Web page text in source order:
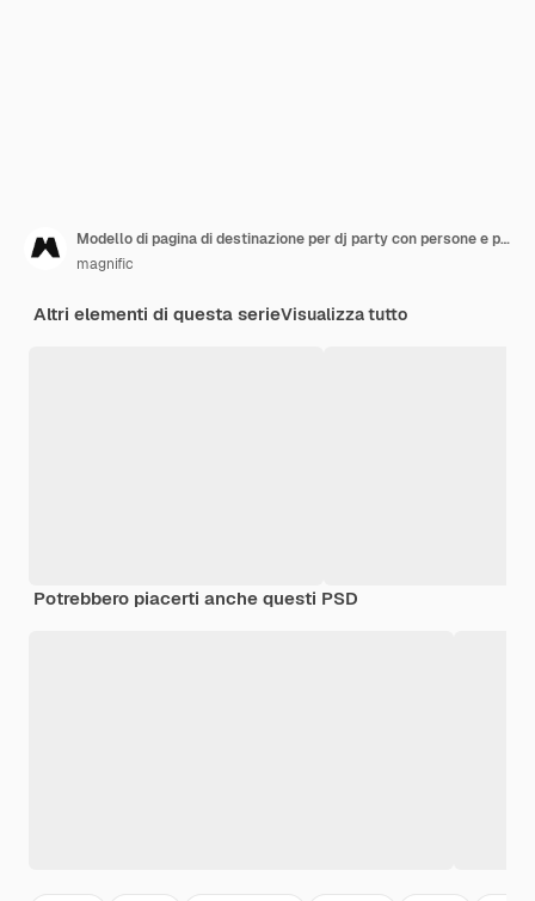
Modello di pagina di destinazione per dj party con persone e palloncini
magnific
Altri elementi di questa serieVisualizza tutto
Potrebbero piacerti anche questi PSD